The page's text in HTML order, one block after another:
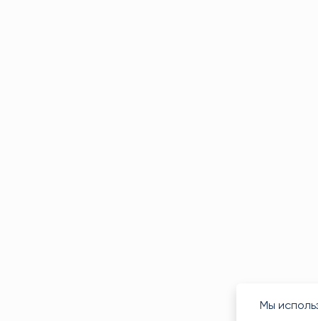
Мы